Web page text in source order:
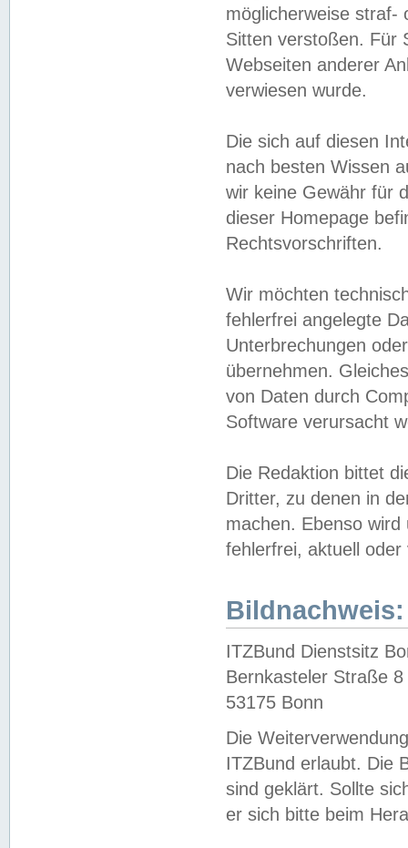
möglicherweise straf-
Sitten verstoßen. Für
Webseiten anderer
verwiesen wurde.
Die sich auf diesen
nach besten Wissen
wir keine Gewähr für
dieser Homepage
Rechtsvorschriften.
Wir möchten
fehlerfrei angelegte
Unterbrechungen
übernehmen.
von Daten durch
Software verursacht
Die Redaktion bittet
Dritter, zu denen in
machen. Ebenso
fehlerfrei, aktuell oder
Bildnachweis:
ITZBund Dienstsitz
Bernkasteler Straße 8
53175 Bonn
Die
ITZBund erlaubt. Die
sind geklärt. Sollte
er sich bitte beim